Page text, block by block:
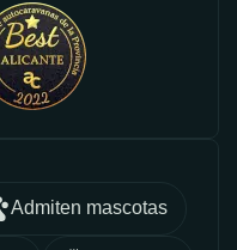
Admiten mascotas